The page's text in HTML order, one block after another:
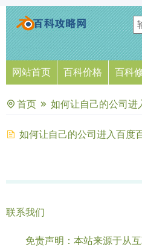
网站首页 百科价格 百科
首页 如何让自己的公司进
如何让自己的公司进入百度
联系我们
免责声明：本站来源于从互